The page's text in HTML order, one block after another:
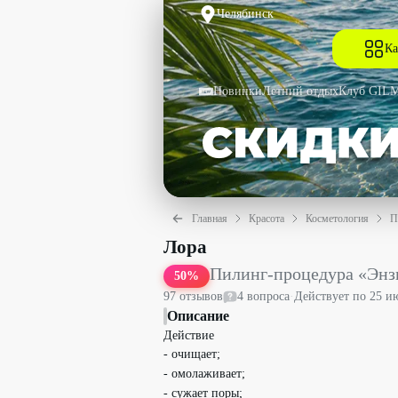
Челябинск
НовинкиЛетний отдыхКлуб
Главная Красота Косметология
Пилинг-процедура «Энзимный
Лора
50% Пилинг-процедура
97отзывов 4 вопроса·Действует по 25
Описание
Действие
- очищает;
- омолаживает;
- сужает поры;